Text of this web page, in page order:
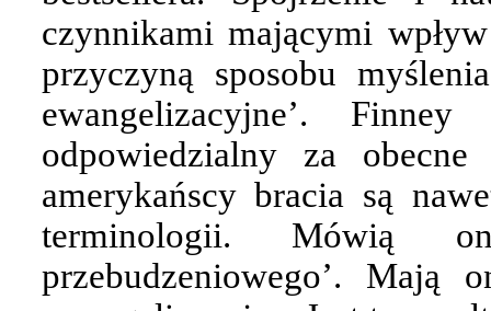
czynnikami mającymi
przyczyną sposobu
ewangelizacyjne’.
odpowiedzialny za
amerykańscy bracia są
terminologii. Mówią
przebudzeniowego’. Mają